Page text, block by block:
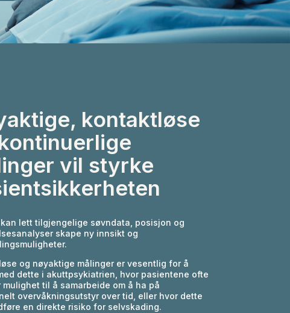
kontaktløse
vil styrke
lett tilgjengelige søvndata, posisjon og
skape ny innsikt og
og nøyaktige målinger er vesentlig for å
dette i akuttpsykiatrien, hvor pasientene ofte
mulighet til å samarbeide om å ha på
overvåkningsutstyr over tid, eller hvor dette
en direkte risiko for selvskading.